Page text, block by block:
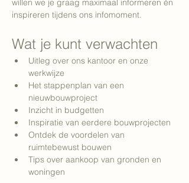
willen we je graag maximaal informeren én
inspireren tijdens ons infomoment.
Wat je kunt verwachten
Uitleg over ons kantoor en onze
werkwijze
Het stappenplan van een
nieuwbouwproject
Inzicht in budgetten
Inspiratie van eerdere bouwprojecten
Ontdek de voordelen van
ruimtebewust bouwen
Tips over aankoop van gronden en
woningen